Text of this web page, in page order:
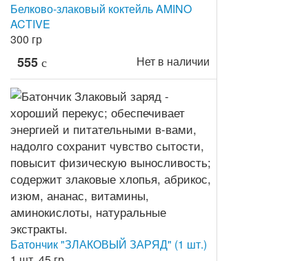
Белково-злаковый коктейль AMINO
ACTIVE
300 гр
555 c Нет в наличии
Батончик "ЗЛАКОВЫЙ ЗАРЯД" (1 шт.)